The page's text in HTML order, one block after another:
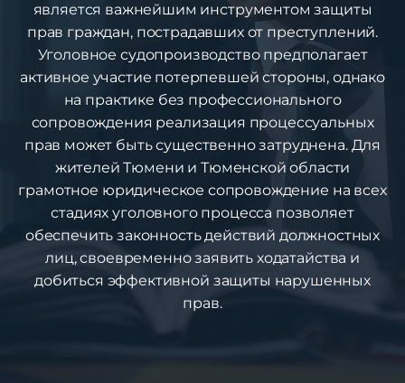
является важнейшим инструментом защиты
прав граждан, пострадавших от преступлений.
Уголовное судопроизводство предполагает
активное участие потерпевшей стороны, однако
на практике без профессионального
сопровождения реализация процессуальных
прав может быть существенно затруднена. Для
жителей Тюмени и Тюменской области
грамотное юридическое сопровождение на всех
стадиях уголовного процесса позволяет
обеспечить законность действий должностных
лиц, своевременно заявить ходатайства и
добиться эффективной защиты нарушенных
прав.